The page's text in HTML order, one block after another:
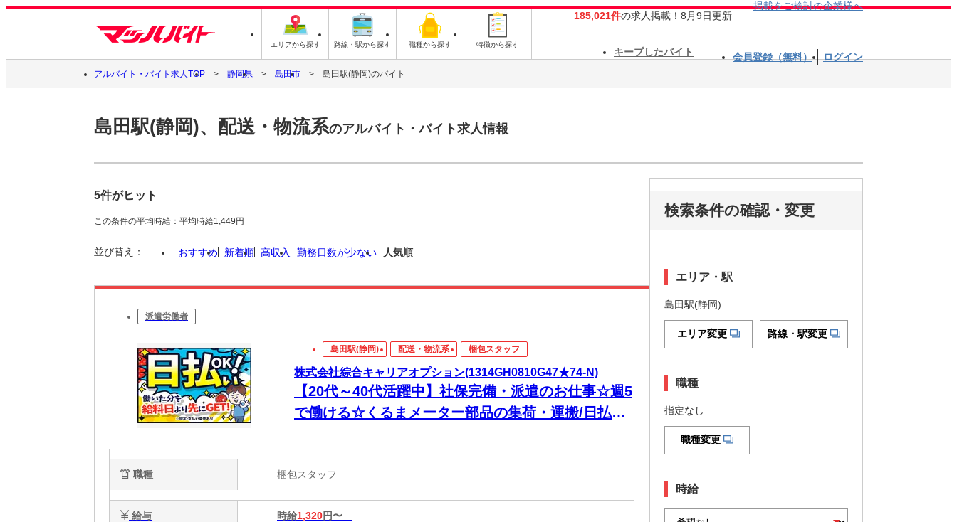
エリアから探す 路線・駅から探す 職種から探す 特徴から探す
185,021件の求人掲載！8月9日更新
掲載をご検討の企業様へ
キープしたバイト 会員登録（無料） ログイン
アルバイト・バイト求人TOP 静岡県 島田市 島田駅(静岡)のバイト
島田駅(静岡)、配送・物流系のアルバイト・バイト求人情報
5件がヒット
この条件の平均時給：平均時給1,449円
並び替え： おすすめ 新着順 高収入 勤務日数が少ない 人気順
派遣労働者
島田駅(静岡) 配送・物流系 梱包スタッフ
株式会社綜合キャリアオプション(1314GH0810G47★74-N)
【20代～40代活躍中】社保完備・派遣のお仕事☆週5
で働ける☆くるまメーター部品の集荷・運搬/日払い
職種 梱包スタッフ
給与 時給1,320円〜
検索条件の確認・変更
エリア・駅
島田駅(静岡)
エリア変更 路線・駅変更
職種
指定なし
職種変更
時給